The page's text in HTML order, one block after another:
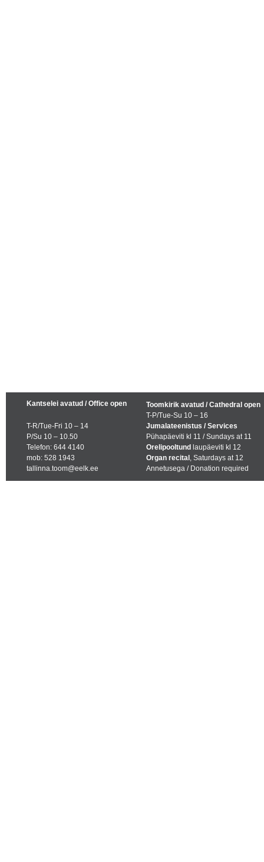
Kantselei avatud / Office open
T-R/Tue-Fri 10 – 14
P/Su 10 – 10.50
Telefon: 644 4140
mob: 528 1943
tallinna.toom@eelk.ee
Toomkirik avatud / Cathedral open
T-P/Tue-Su 10 – 16
Jumalateenistus / Services
Pühapäeviti kl 11 / Sundays at 11
Orelipooltund laupäeviti kl 12
Organ recital , Saturdays at 12
Annetusega / Donation required